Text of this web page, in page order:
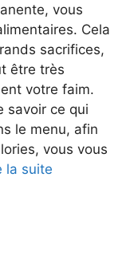
vous
Cela
sacrifices,
être très
votre faim.
savoir ce qui
le menu, afin
vous vous
la suite